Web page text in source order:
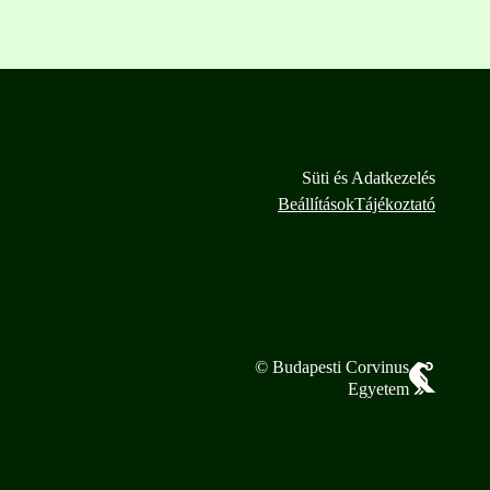
Süti és Adatkezelés
BeállításokTájékoztató
© Budapesti Corvinus
Egyetem